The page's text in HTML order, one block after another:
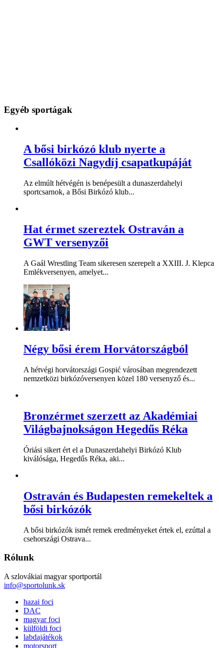
Egyéb sportágak
A bősi birkózó klub nyerte a
Csallóközi Nagydíj csapatkupáját
Az elmúlt hétvégén is benépesült a dunaszerdahelyi
sportcsarnok, a Bősi Birkózó klub...
Hat érmet szereztek Ostraván a
GWT versenyzői
A Gaál Wrestling Team sikeresen szerepelt a XXIII. J. Klepca
Emlékversenyen, amelyet...
Négy bősi érem Horvátországból
A hétvégi horvátországi Gospić városában megrendezett
nemzetközi birkózóversenyen közel 180 versenyző és...
Bronzérmet szerzett az Akadémiai
Világbajnokságon Hegedűs Réka
Óriási sikert ért el a Dunaszerdahelyi Birkózó Klub
kiválósága, Hegedűs Réka, aki...
Ostraván és Budapesten remekeltek a
bősi birkózók
A bősi birkózók ismét remek eredményeket értek el, ezúttal a
csehországi Ostrava...
Rólunk
A szlovákiai magyar sportportál
info@sportolunk.sk
hazai foci
DAC
magyar foci
külföldi foci
labdajátékok
motorsport